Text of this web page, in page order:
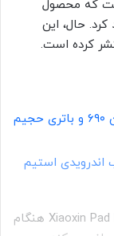
است که محصول
معرفی خواهد کرد. حال، این
کرده است.
تبلت لنوو TAB6 5G با تراشه اسنپدراگون ۶۹۰ و باتری حجیم
استیم
، مدل جدید تبلت Xiaoxin Pad Pro 12.6 هنگام